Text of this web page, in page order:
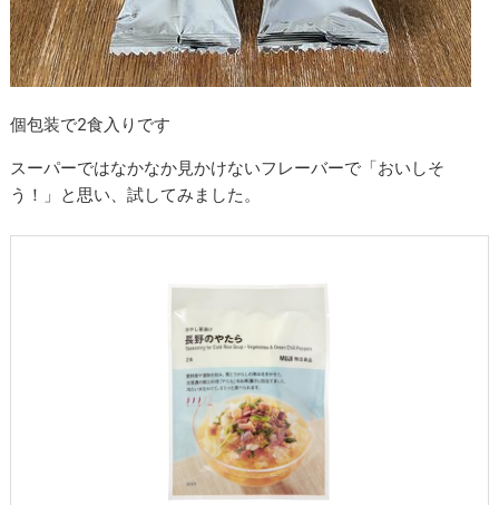
個包装で2食入りです
スーパーではなかなか見かけないフレーバーで「おいしそ
う！」と思い、試してみました。